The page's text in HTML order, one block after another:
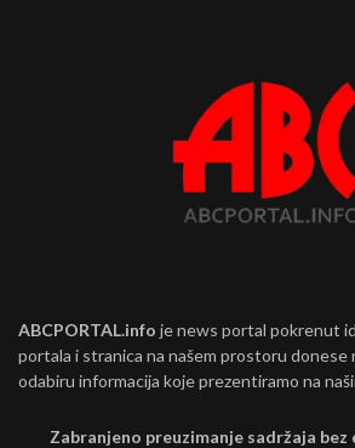
ABCPORTAL.info je news portal pokrenut
portala i stranica na našem prostoru
odabiru informacija koje prezentiramo na
Zabranjeno preuzimanje sadržaja